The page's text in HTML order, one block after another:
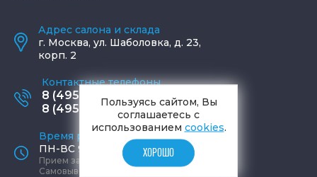
Адрес салона и склада
г. Москва, ул. Шаболовка, д. 23,
корп. 2
Контактные телефоны
8 (495) 795-77-65
8 (495) 797-11-67
Время работы офиса
ПН-ВС 9:00 - 19:00
Прием заказов круглосуточно
Самовывоз ПН-СБ 9-19, ВС 12-17
Пользуясь сайтом, Вы
соглашаетесь с
использованием cookies.
ХОРОШО